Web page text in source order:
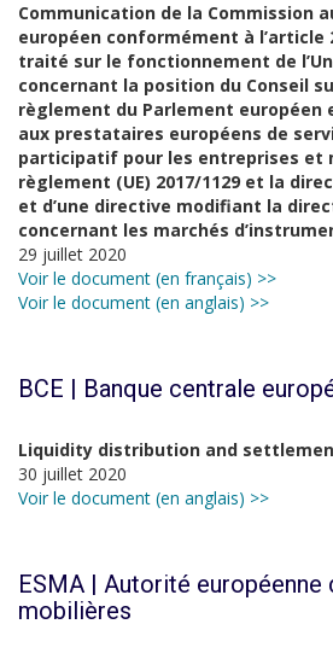
Communication de la Commission
européen conformément à l’article
traité sur le fonctionnement de
concernant la position du Conseil
règlement du Parlement européen
aux prestataires européens de
participatif pour les entreprises et
règlement (UE) 2017/1129 et la
et d’une directive modifiant la
concernant les marchés
29 juillet 2020
Voir le document (en français) >>
Voir le document (en anglais) >>
BCE | Banque centrale
Liquidity distribution and
30 juillet 2020
Voir le document (en anglais) >>
ESMA | Autorité européenne
mobilières